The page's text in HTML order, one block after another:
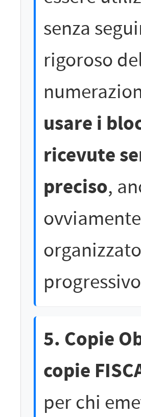
senza
rigoroso
usare i
ricevute
preciso,
5. Copie
copie
per chi